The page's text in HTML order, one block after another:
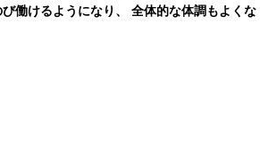
働けるようになり、 全体的な体調もよくな